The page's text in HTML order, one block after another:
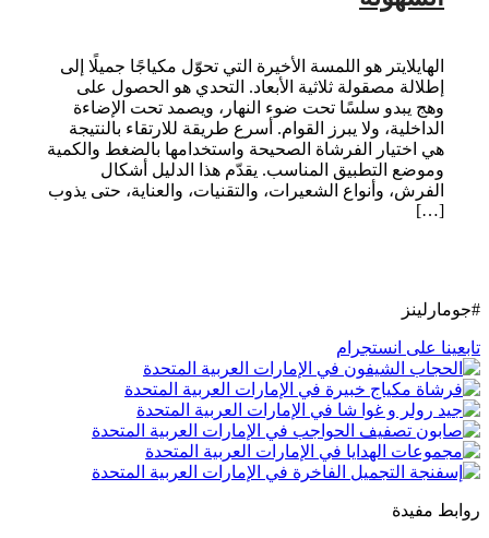
الهايلايتر هو اللمسة الأخيرة التي تحوّل مكياجًا جميلًا إلى
إطلالة مصقولة ثلاثية الأبعاد. التحدي هو الحصول على
وهج يبدو سلسًا تحت ضوء النهار، ويصمد تحت الإضاءة
الداخلية، ولا يبرز القوام. أسرع طريقة للارتقاء بالنتيجة
هي اختيار الفرشاة الصحيحة واستخدامها بالضغط والكمية
وموضع التطبيق المناسب. يقدّم هذا الدليل أشكال
الفرش، وأنواع الشعيرات، والتقنيات، والعناية، حتى يذوب
[…]
#جومارلينز
تابعينا على انستجرام
روابط مفيدة